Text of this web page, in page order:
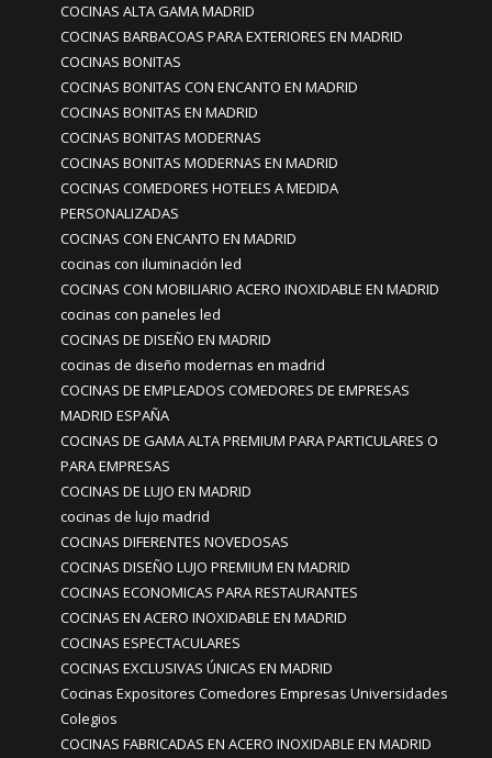
COCINAS ALTA GAMA MADRID
COCINAS BARBACOAS PARA EXTERIORES EN MADRID
COCINAS BONITAS
COCINAS BONITAS CON ENCANTO EN MADRID
COCINAS BONITAS EN MADRID
COCINAS BONITAS MODERNAS
COCINAS BONITAS MODERNAS EN MADRID
COCINAS COMEDORES HOTELES A MEDIDA
PERSONALIZADAS
COCINAS CON ENCANTO EN MADRID
cocinas con iluminación led
COCINAS CON MOBILIARIO ACERO INOXIDABLE EN MADRID
cocinas con paneles led
COCINAS DE DISEÑO EN MADRID
cocinas de diseño modernas en madrid
COCINAS DE EMPLEADOS COMEDORES DE EMPRESAS
MADRID ESPAÑA
COCINAS DE GAMA ALTA PREMIUM PARA PARTICULARES O
PARA EMPRESAS
COCINAS DE LUJO EN MADRID
cocinas de lujo madrid
COCINAS DIFERENTES NOVEDOSAS
COCINAS DISEÑO LUJO PREMIUM EN MADRID
COCINAS ECONOMICAS PARA RESTAURANTES
COCINAS EN ACERO INOXIDABLE EN MADRID
COCINAS ESPECTACULARES
COCINAS EXCLUSIVAS ÚNICAS EN MADRID
Cocinas Expositores Comedores Empresas Universidades
Colegios
COCINAS FABRICADAS EN ACERO INOXIDABLE EN MADRID